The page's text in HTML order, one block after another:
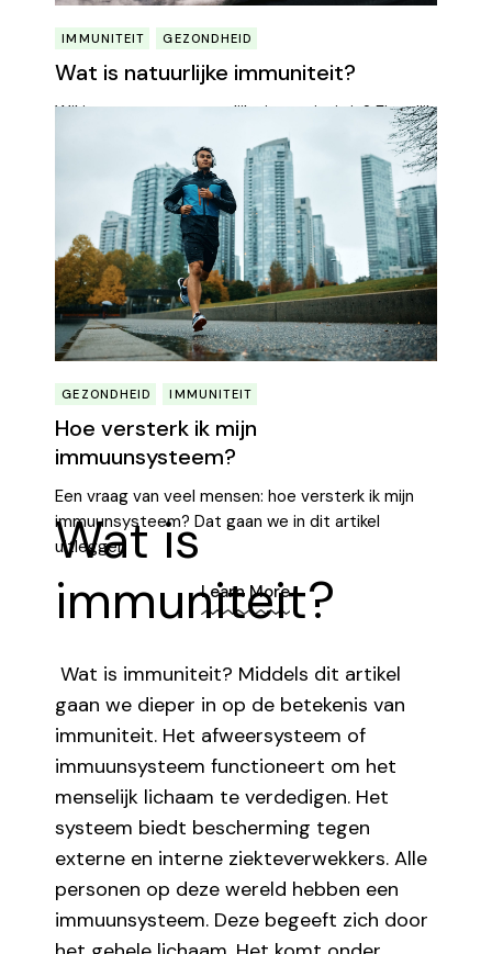
IMMUNITEIT GEZONDHEID
Wat is natuurlijke immuniteit?
Wil je weten wat natuurlijke immuniteit is? Eigenlijk
wil dat zeggen dat je een ziekte volledig heb
Learn More
GEZONDHEID IMMUNITEIT
Hoe versterk ik mijn
immuunsysteem?
Een vraag van veel mensen: hoe versterk ik mijn
immuunsysteem? Dat gaan we in dit artikel
uitleggen
Learn More
Wat is
immuniteit?
Wat is immuniteit? Middels dit artikel
gaan we dieper in op de betekenis van
immuniteit. Het afweersysteem of
immuunsysteem functioneert om het
menselijk lichaam te verdedigen. Het
systeem biedt bescherming tegen
externe en interne ziekteverwekkers. Alle
personen op deze wereld hebben een
immuunsysteem. Deze begeeft zich door